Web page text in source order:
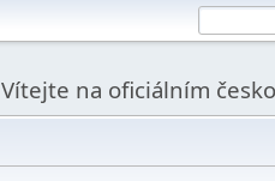
Vítejte na oficiálním